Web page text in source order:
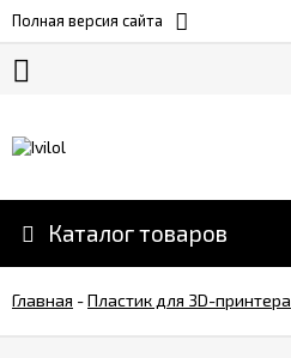
Полная версия сайта
и
скидки
УслугиКаталог товаров
Главная -Пластик для 3D-принтера